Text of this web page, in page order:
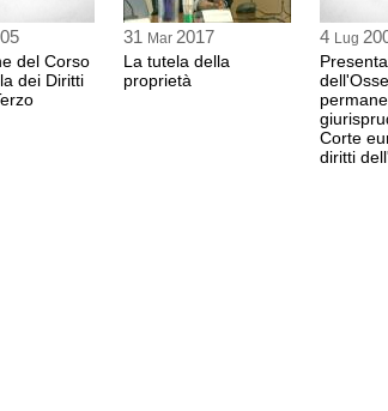
del Corso
dei Diritti
31 Mar 2017
La tutela della
proprietà
4 Lug
Corte
diritti